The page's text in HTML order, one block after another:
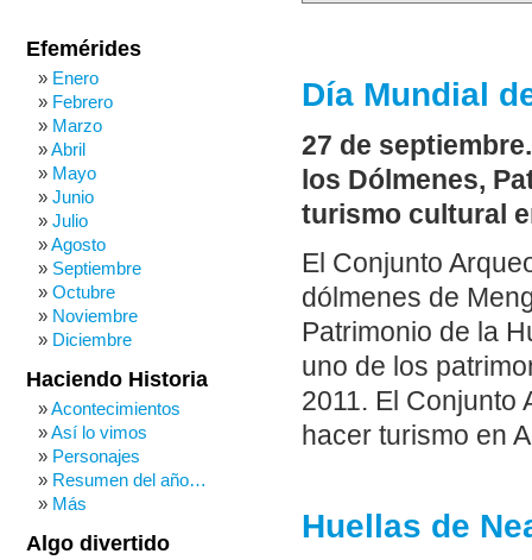
Día Mundial
27 de
los Dólmenes,
turismo cultural
El Conjunto
dólmenes de
Patrimonio de la
uno de los
2011. El Conjunto
hacer turismo en
Huellas de
Efemérides
Enero
Febrero
Marzo
Abril
Mayo
Junio
Julio
Agosto
Septiembre
Octubre
Noviembre
Diciembre
Haciendo Historia
Acontecimientos
Así lo vimos
Personajes
Resumen del año…
Más
Algo divertido